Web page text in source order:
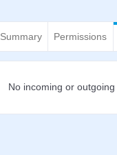
Summary Permissions
No incoming or